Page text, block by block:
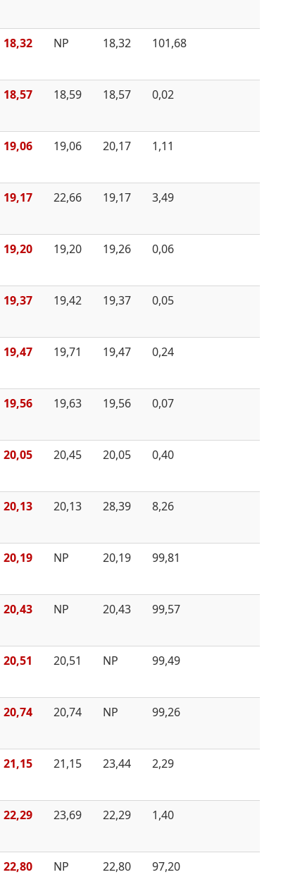
18,32 NP 18,32 101,68
18,57 18,59 18,57 0,02
19,06 19,06 20,17 1,11
19,17 22,66 19,17 3,49
19,20 19,20 19,26 0,06
19,37 19,42 19,37 0,05
19,47 19,71 19,47 0,24
19,56 19,63 19,56 0,07
20,05 20,45 20,05 0,40
20,13 20,13 28,39 8,26
20,19 NP 20,19 99,81
20,43 NP 20,43 99,57
20,51 20,51 NP 99,49
20,74 20,74 NP 99,26
21,15 21,15 23,44 2,29
22,29 23,69 22,29 1,40
22,80 NP 22,80 97,20